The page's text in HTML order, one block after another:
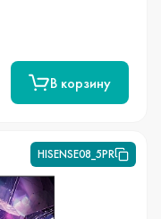
В корзину
HISENSE08_5PR